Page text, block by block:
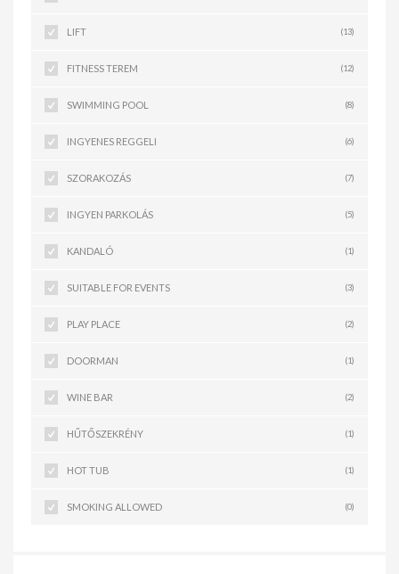
LIFT (13)
FITNESS TEREM (12)
SWIMMING POOL (8)
INGYENES REGGELI (6)
SZORAKOZÁS (7)
INGYEN PARKOLÁS (5)
KANDALÓ (1)
SUITABLE FOR EVENTS (3)
PLAY PLACE (2)
DOORMAN (1)
WINE BAR (2)
HŰTŐSZEKRÉNY (1)
HOT TUB (1)
SMOKING ALLOWED (0)